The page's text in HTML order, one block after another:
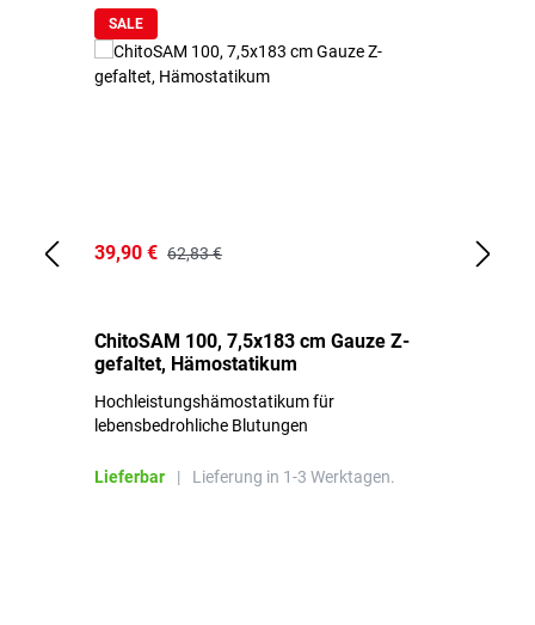
SALE
39,90 € 62,83 €
ChitoSAM 100, 7,5x183 cm Gauze Z-
gefaltet, Hämostatikum
Hochleistungshämostatikum für
lebensbedrohliche Blutungen
Lieferbar | Lieferung in 1-3 Werktagen.